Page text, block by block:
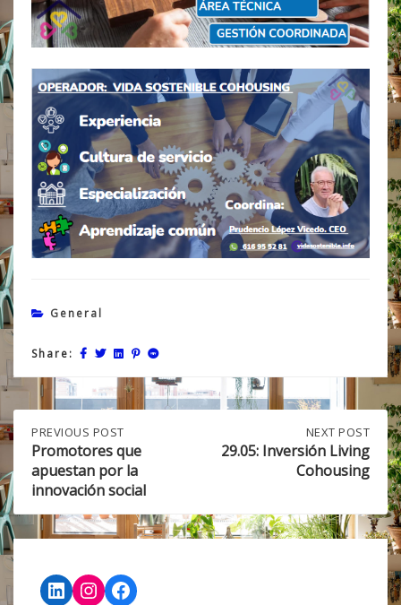
General
Share:
Post
navigation
PREVIOUS
POST:
PROMOTORES
QUE
APUESTAN
POR
LA
PREVIOUS POST
Promotores que
apuestan por la
innovación social
POST:
COHOUSING
NEXT POST
29.05: Inversión Living
Cohousing
LinkedIn
Instagram
Facebook